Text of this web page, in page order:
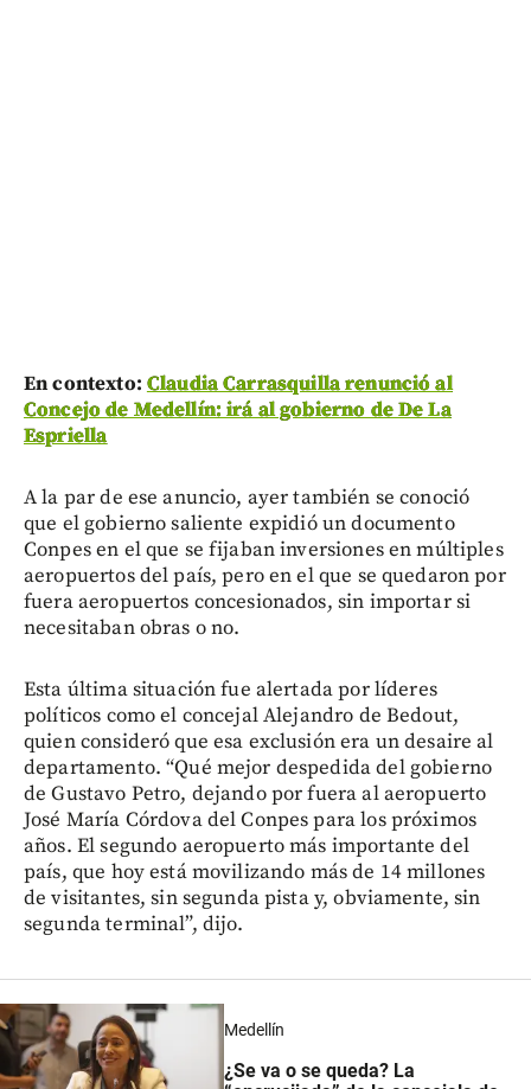
En contexto: Claudia Carrasquilla renunció al
Concejo de Medellín: irá al gobierno de De La
Espriella
A la par de ese anuncio, ayer también se conoció
que el gobierno saliente expidió un documento
Conpes en el que se fijaban inversiones en múltiples
aeropuertos del país, pero en el que se quedaron por
fuera aeropuertos concesionados, sin importar si
necesitaban obras o no.
Esta última situación fue alertada por líderes
políticos como el concejal Alejandro de Bedout,
quien consideró que esa exclusión era un desaire al
departamento. “Qué mejor despedida del gobierno
de Gustavo Petro, dejando por fuera al aeropuerto
José María Córdova del Conpes para los próximos
años. El segundo aeropuerto más importante del
país, que hoy está movilizando más de 14 millones
de visitantes, sin segunda pista y, obviamente, sin
segunda terminal”, dijo.
Medellín
¿Se va o se queda? La